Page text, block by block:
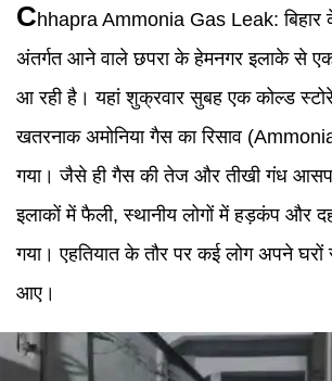
Chhapra Ammonia Gas Leak:
अंतर्गत आने वाले छपरा के हेमनगर इलाके से
आ रही है। यहां शुक्रवार सुबह एक कोल्ड
खतरनाक अमोनिया गैस का रिसाव
गया। जैसे ही गैस की तेज और तीखी गंध
इलाकों में फैली, स्थानीय लोगों में हड़कंप और
गया। एहतियात के तौर पर कई लोग अपने घरों
आए।